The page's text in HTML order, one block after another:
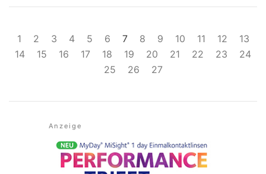
1 2 3 4 5 6 7 8 9 10 11 12
13
14
15 16 17 18 19 20 21 22 23
24
25
26 27